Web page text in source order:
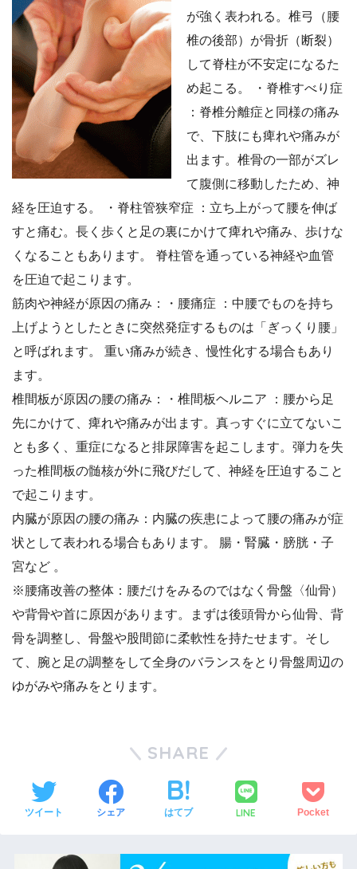
が強く表われる。椎弓（腰
椎の後部）が骨折（断裂）
して脊柱が不安定になるた
め起こる。 ・脊椎すべり症
：脊椎分離症と同様の痛み
で、下肢にも痺れや痛みが
出ます。椎骨の一部がズレ
て腹側に移動したため、神
経を圧迫する。 ・脊柱管狭窄症 ：立ち上がって腰を伸ば
すと痛む。長く歩くと足の裏にかけて痺れや痛み、歩けな
くなることもあります。 脊柱管を通っている神経や血管
を圧迫で起こります。
筋肉や神経が原因の痛み：・腰痛症 ：中腰でものを持ち
上げようとしたときに突然発症するものは「ぎっくり腰」
と呼ばれます。 重い痛みが続き、慢性化する場合もあり
ます。
椎間板が原因の腰の痛み：・椎間板ヘルニア ：腰から足
先にかけて、痺れや痛みが出ます。真っすぐに立てないこ
とも多く、重症になると排尿障害を起こします。弾力を失
った椎間板の髄核が外に飛びだして、神経を圧迫すること
で起こります。
内臓が原因の腰の痛み：内臓の疾患によって腰の痛みが症
状として表われる場合もあります。 腸・腎臓・膀胱・子
宮など 。
※腰痛改善の整体：腰だけをみるのではなく骨盤〈仙骨）
や背骨や首に原因があります。まずは後頭骨から仙骨、背
骨を調整し、骨盤や股間節に柔軟性を持たせます。そし
て、腕と足の調整をして全身のバランスをとり骨盤周辺の
ゆがみや痛みをとります。
SHARE
ツイート シェア はてブ LINE Pocket